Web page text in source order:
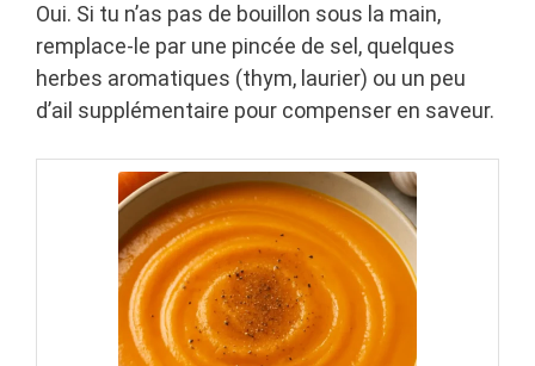
Oui. Si tu n’as pas de bouillon sous la main,
remplace-le par une pincée de sel, quelques
herbes aromatiques (thym, laurier) ou un peu
d’ail supplémentaire pour compenser en saveur.